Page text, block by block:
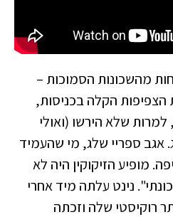
מהשכונות הסמוכות –
הצפיפות הקלה בכניסות,
שלא הירשו (ואולי
אגב ספריי שלג, מי שהעמיד
מופיע הזיקוקין היה לא
נינט עלתה מיד אחרי
רוקיסטי שלה וזכתה